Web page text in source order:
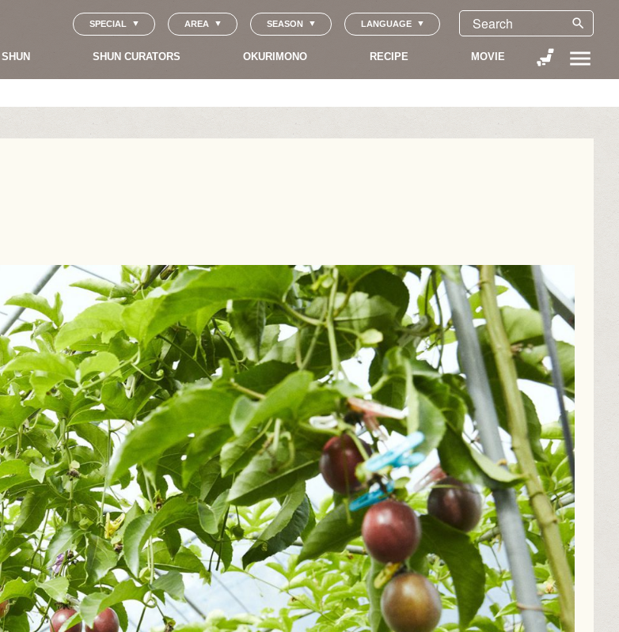
SPECIAL AREA SEASON LANGUAGE search
SHUN CURATORS OKURIMONO RECIPE MOVIE menu